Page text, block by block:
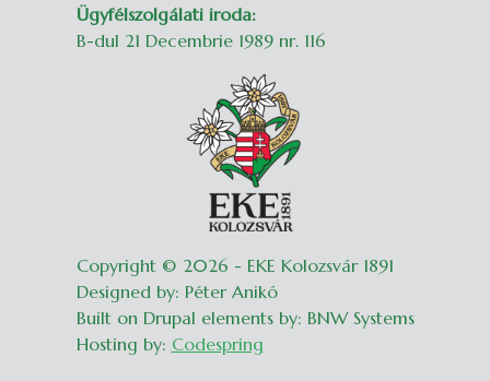
Ügyfélszolgálati iroda:
B-dul 21 Decembrie 1989 nr. 116
Copyright © 2026 - EKE Kolozsvár 1891
Designed by: Péter Anikó
Built on Drupal elements by: BNW Systems
Hosting by: Codespring